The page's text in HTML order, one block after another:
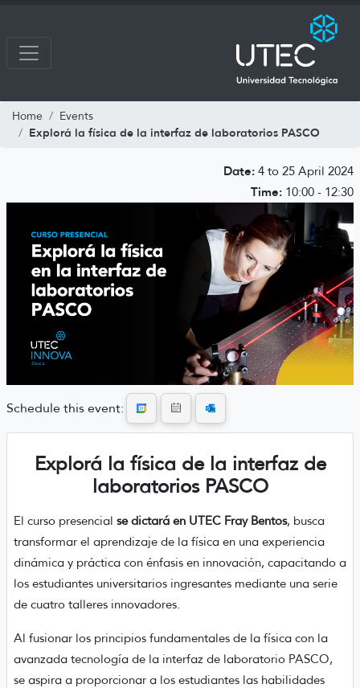
Home Events
Explorá la física de la interfaz de laboratorios PASCO
Date: 4 to 25 April 2024
Time: 10:00 - 12:30
Schedule this event:
Explorá la física de la interfaz de
laboratorios PASCO
El curso presencial se dictará en UTEC Fray Bentos, busca
transformar el aprendizaje de la física en una experiencia
dinámica y práctica con énfasis en innovación, capacitando a
los estudiantes universitarios ingresantes mediante una serie
de cuatro talleres innovadores.
Al fusionar los principios fundamentales de la física con la
avanzada tecnología de la interfaz de laboratorio PASCO,
se aspira a proporcionar a los estudiantes las habilidades